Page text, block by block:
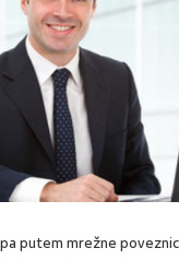
putem mrežne